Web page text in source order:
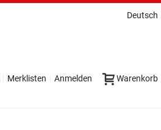
Deutsch
Warenkorb
Merklisten Anmelden